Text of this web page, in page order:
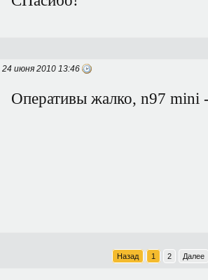
24 июня 2010 13:46
Оперативы жалко, n97 mini
Назад 1 2 Далее